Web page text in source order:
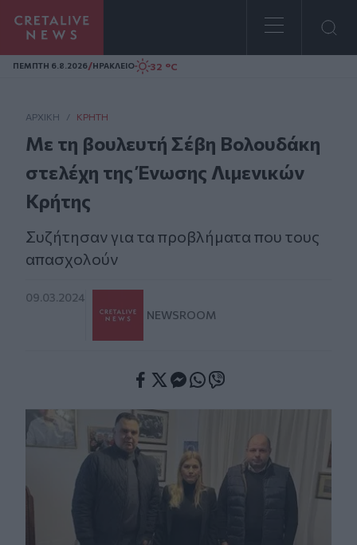
Homepage
ΠΕΜΠΤΗ 6.8.2026/ΗΡΑΚΛΕΙΟ 32 °C
ΑΡΧΙΚΗ / ΚΡΉΤΗ
Με τη βουλευτή Σέβη Βολουδάκη
στελέχη της Ένωσης Λιμενικών
Κρήτης
Συζήτησαν για τα προβλήματα που τους
απασχολούν
09.03.2024
NEWSROOM